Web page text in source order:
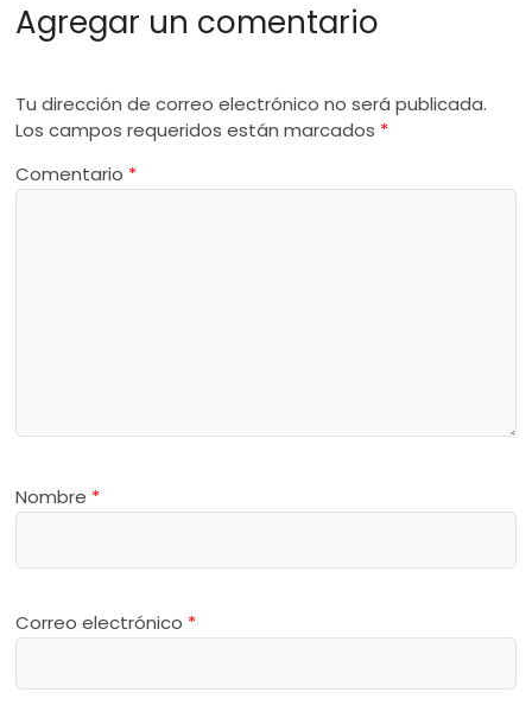
Agregar un comentario
Tu dirección de correo electrónico no será publicada.
Los campos requeridos están marcados *
Comentario *
Nombre *
Correo electrónico *